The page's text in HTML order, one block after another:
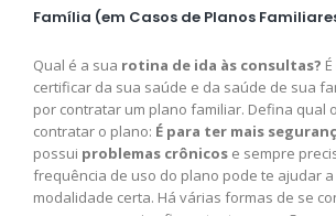
Família (em Casos de Planos
Qual é a sua rotina de ida às consultas?
certificar da sua saúde e da saúde de sua
por contratar um plano familiar. Defina qual
contratar o plano: É para ter mais
possui problemas crônicos e sempre
frequência de uso do plano pode te ajudar
modalidade certa. Há várias formas de se